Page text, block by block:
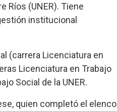
Ríos (UNER). Tiene
institucional
(carrera Licenciatura en
Licenciatura en Trabajo
Social de la UNER.
quien completó el elenco